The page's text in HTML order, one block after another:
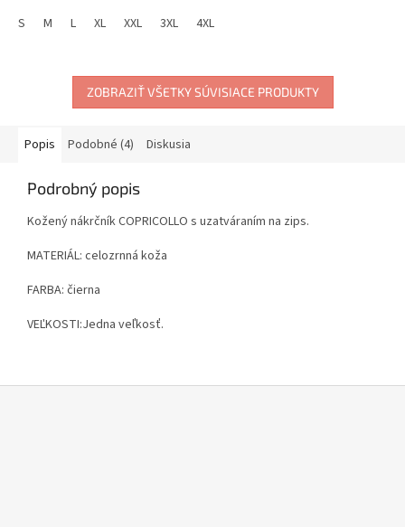
S
M L XL XXL 3XL 4XL
ZOBRAZIŤ VŠETKY SÚVISIACE PRODUKTY
Popis Podobné (4) Diskusia
Podrobný popis
Kožený nákrčník COPRICOLLO s uzatváraním na zips.
MATERIÁL: celozrnná koža
FARBA: čierna
VEĽKOSTI:Jedna veľkosť.